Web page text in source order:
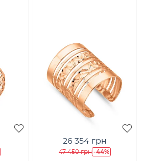
26 354 грн
47 450 грн -44%